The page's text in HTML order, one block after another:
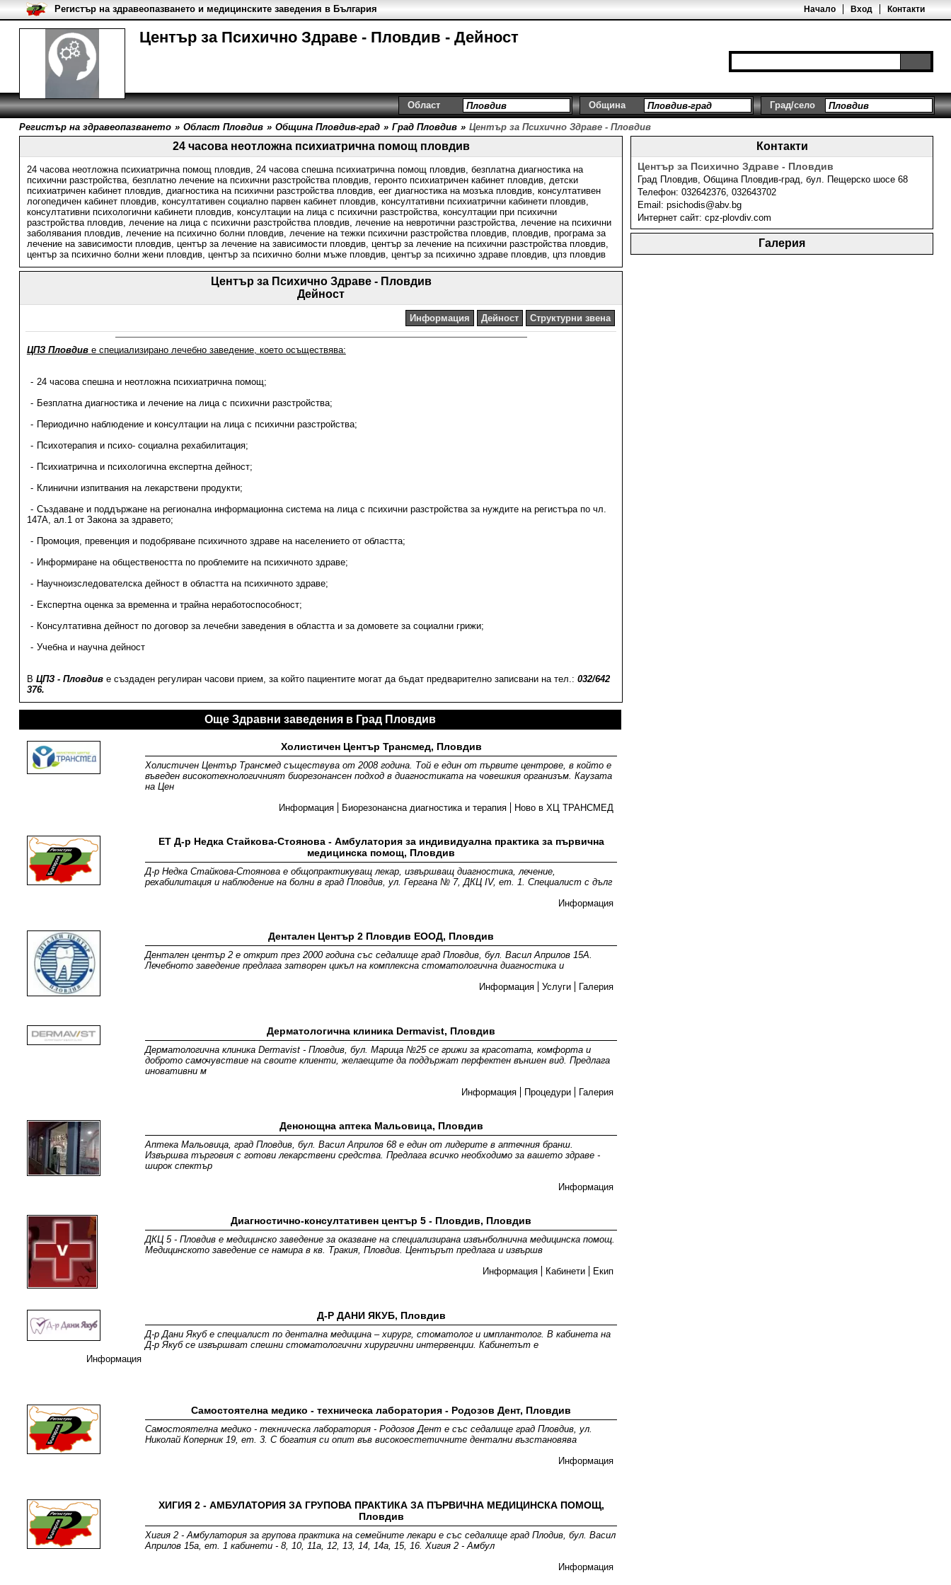
Център за Психично Здраве - Пловдив - Дейност
Начало Вход Контакти
Регистър на здравеопазването и медицинските заведения в България
Област Община Град/село
Регистър на здравеопазването » Област Пловдив » Община Пловдив-град » Град Пловдив » Център за Психично Здраве - Пловдив
24 часова неотложна психиатрична помощ пловдив
24 часова неотложна психиатрична помощ пловдив, 24 часова спешна психиатрична помощ пловдив, безплатна диагностика на
психични разстройства, безплатно лечение на психични разстройства пловдив, геронто психиатричен кабинет пловдив, детски
психиатричен кабинет пловдив, диагностика на психични разстройства пловдив, еег диагностика на мозъка пловдив, консултативен
логопедичен кабинет пловдив, консултативен социално парвен кабинет пловдив, консултативни психиатрични кабинети пловдив,
консултативни психологични кабинети пловдив, консултации на лица с психични разстройства, консултации при психични
разстройства пловдив, лечение на лица с психични разстройства пловдив, лечение на невротични разстройства, лечение на психични
заболявания пловдив, лечение на психично болни пловдив, лечение на тежки психични разстройства пловдив, пловдив, програма за
лечение на зависимости пловдив, център за лечение на зависимости пловдив, център за лечение на психични разстройства пловдив,
център за психично болни жени пловдив, център за психично болни мъже пловдив, център за психично здраве пловдив, цпз пловдив
Център за Психично Здраве - Пловдив
Дейност
Информация Дейност Структурни звена
ЦПЗ Пловдив е специализирано лечебно заведение, което осъществява:
24 часова спешна и неотложна психиатрична помощ;
Безплатна диагностика и лечение на лица с психични разстройства;
Периодично наблюдение и консултации на лица с психични разстройства;
Психотерапия и психо- социална рехабилитация;
Психиатрична и психологична експертна дейност;
Клинични изпитвания на лекарствени продукти;
Създаване и поддържане на регионална информационна система на лица с психични разстройства за нуждите на регистъра по чл.
147А, ал.1 от Закона за здравето;
Промоция, превенция и подобряване психичното здраве на населението от областта;
Информиране на обществеността по проблемите на психичното здраве;
Научноизследователска дейност в областта на психичното здраве;
Експертна оценка за временна и трайна неработоспособност;
Консултативна дейност по договор за лечебни заведения в областта и за домовете за социални грижи;
Учебна и научна дейност
В ЦПЗ - Пловдив е създаден регулиран часови прием, за който пациентите могат да бъдат предварително записвани на тел.: 032/642
376.
Контакти
Център за Психично Здраве - Пловдив
Град Пловдив, Община Пловдив-град, бул. Пещерско шосе 68
Телефон: 032642376, 032643702
Email: psichodis@abv.bg
Интернет сайт: cpz-plovdiv.com
Галерия
Още Здравни заведения в Град Пловдив
Холистичен Център Трансмед, Пловдив
Холистичен Център Трансмед съществува от 2008 година. Той е един от първите центрове, в който е
въведен високотехнологичният биорезонансен подход в диагностиката на човешкия организъм. Каузата
на Цен
Информация
Биорезонансна диагностика и терапия Ново в ХЦ ТРАНСМЕД
ЕТ Д-р Недка Стайкова-Стоянова - Амбулатория за индивидуална практика за първична
медицинска помощ, Пловдив
Д-р Недка Стайкова-Стоянова е общопрактикуващ лекар, извършващ диагностика, лечение,
рехабилитация и наблюдение на болни в град Пловдив, ул. Гергана № 7, ДКЦ ІV, ет. 1. Специалист с дълг
Информация
Дентален Център 2 Пловдив ЕООД, Пловдив
Дентален център 2 е открит през 2000 година със седалище град Пловдив, бул. Васил Априлов 15А.
Лечебното заведение предлага затворен цикъл на комплексна стоматологична диагностика и
Информация
Услуги Галерия
Дерматологична клиника Dermavist, Пловдив
Дерматологична клиника Dermavist - Пловдив, бул. Марица №25 се грижи за красотата, комфорта и
доброто самочувствие на своите клиенти, желаещите да поддържат перфектен външен вид. Предлага
иновативни м
Информация
Процедури Галерия
Денонощна аптека Мальовица, Пловдив
Аптека Мальовица, град Пловдив, бул. Васил Априлов 68 е един от лидерите в аптечния бранш.
Извършва търговия с готови лекарствени средства. Предлага всичко необходимо за вашето здраве -
широк спектър
Информация
Диагностично-консултативен център 5 - Пловдив, Пловдив
ДКЦ 5 - Пловдив е медицинско заведение за оказване на специализирана извънболнична медицинска помощ.
Медицинското заведение се намира в кв. Тракия, Пловдив. Центърът предлага и извършв
Информация
Кабинети Екип
Д-Р ДАНИ ЯКУБ, Пловдив
Д-р Дани Якуб е специалист по дентална медицина – хирург, стоматолог и имплантолог. В кабинета на
Д-р Якуб се извършват спешни стоматологични хирургични интервенции. Кабинетът е
Информация
Самостоятелна медико - техническа лаборатория - Родозов Дент, Пловдив
Самостоятелна медико - техническа лаборатория - Родозов Дент е със седалище град Пловдив, ул.
Николай Коперник 19, ет. 3. С богатия си опит във високоестетичните дентални възстановява
Информация
ХИГИЯ 2 - АМБУЛАТОРИЯ ЗА ГРУПОВА ПРАКТИКА ЗА ПЪРВИЧНА МЕДИЦИНСКА ПОМОЩ,
Пловдив
Хигия 2 - Амбулатория за групова практика на семейните лекари е със седалище град Плодив, бул. Васил
Априлов 15а, ет. 1 кабинети - 8, 10, 11а, 12, 13, 14, 14а, 15, 16. Хигия 2 - Амбул
Информация